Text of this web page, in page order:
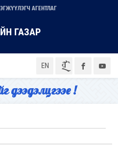
АГЕНТЛАГ
ГАЗАР
EN ᠮᠣᠨ
дээдэлцгээе !